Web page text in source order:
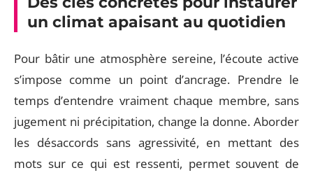
un climat apaisant au quotidien
Pour bâtir une atmosphère sereine, l’écoute active
s’impose comme un point d’ancrage. Prendre le
temps d’entendre vraiment chaque membre, sans
jugement ni précipitation, change la donne. Aborder
les désaccords sans agressivité, en mettant des
mots sur ce qui est ressenti, permet souvent de